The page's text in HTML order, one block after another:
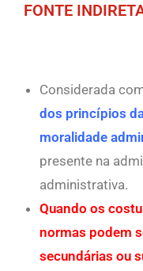
FONTE
Considerada
dos princípios
moralidade
presente na
administrativa.
Quando os
normas podem
secundárias ou